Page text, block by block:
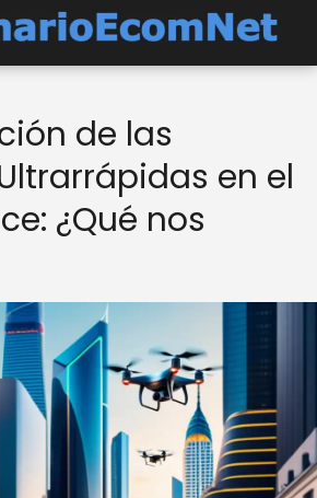
de las
en el
¿Qué nos